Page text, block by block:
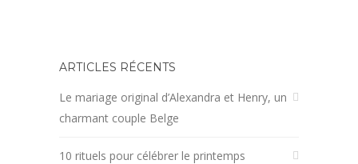
ARTICLES RÉCENTS
Le mariage original d’Alexandra et Henry, un
charmant couple Belge
10 rituels pour célébrer le printemps